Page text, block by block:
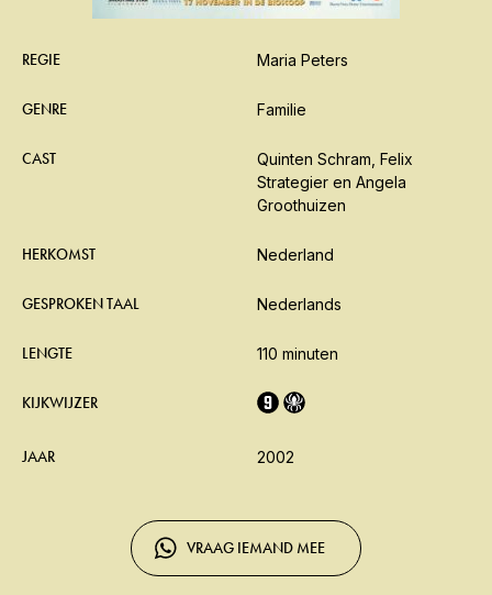
REGIE Maria Peters
GENRE Familie
CAST
Quinten Schram, Felix
Strategier en Angela
Groothuizen
HERKOMST Nederland
GESPROKEN TAAL Nederlands
LENGTE 110 minuten
KIJKWIJZER
JAAR 2002
VRAAG IEMAND MEE